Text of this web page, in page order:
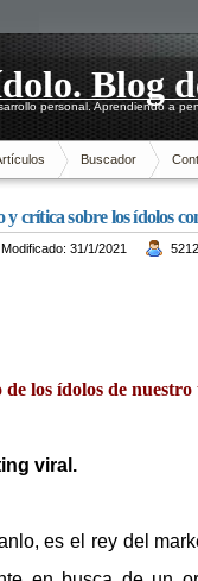
Blog
personal. Aprendiendo a
Buscador
crítica sobre los ídolos
31/1/2021
los ídolos de nuestro
viral.
es el rey del